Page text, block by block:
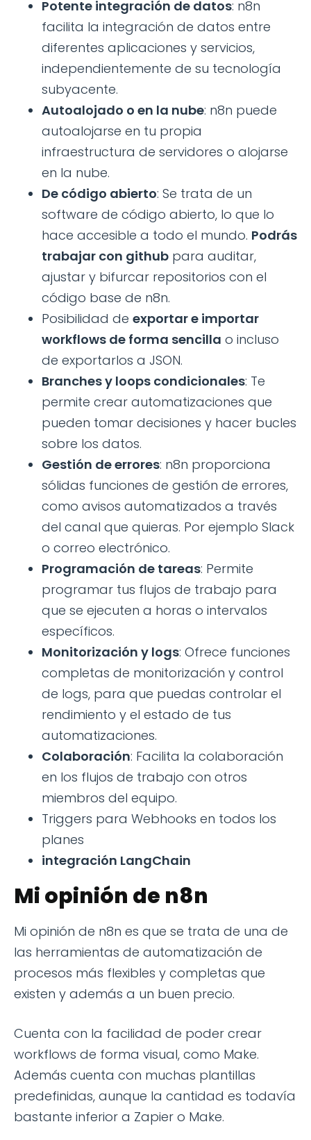
Potente integración de datos: n8n
facilita la integración de datos entre
diferentes aplicaciones y servicios,
independientemente de su tecnología
subyacente.
Autoalojado o en la nube: n8n puede
autoalojarse en tu propia
infraestructura de servidores o alojarse
en la nube.
De código abierto: Se trata de un
software de código abierto, lo que lo
hace accesible a todo el mundo. Podrás
trabajar con github para auditar,
ajustar y bifurcar repositorios con el
código base de n8n.
Posibilidad de exportar e importar
workflows de forma sencilla o incluso
de exportarlos a JSON.
Branches y loops condicionales: Te
permite crear automatizaciones que
pueden tomar decisiones y hacer bucles
sobre los datos.
Gestión de errores: n8n proporciona
sólidas funciones de gestión de errores,
como avisos automatizados a través
del canal que quieras. Por ejemplo Slack
o correo electrónico.
Programación de tareas: Permite
programar tus flujos de trabajo para
que se ejecuten a horas o intervalos
específicos.
Monitorización y logs: Ofrece funciones
completas de monitorización y control
de logs, para que puedas controlar el
rendimiento y el estado de tus
automatizaciones.
Colaboración: Facilita la colaboración
en los flujos de trabajo con otros
miembros del equipo.
Triggers para Webhooks en todos los
planes
integración LangChain
Mi opinión de n8n
Mi opinión de n8n es que se trata de una de
las herramientas de automatización de
procesos más flexibles y completas que
existen y además a un buen precio.
Cuenta con la facilidad de poder crear
workflows de forma visual, como Make.
Además cuenta con muchas plantillas
predefinidas, aunque la cantidad es todavía
bastante inferior a Zapier o Make.